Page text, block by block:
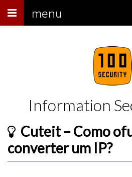
Menu menu
Information
Cuteit – Como
converter um IP?